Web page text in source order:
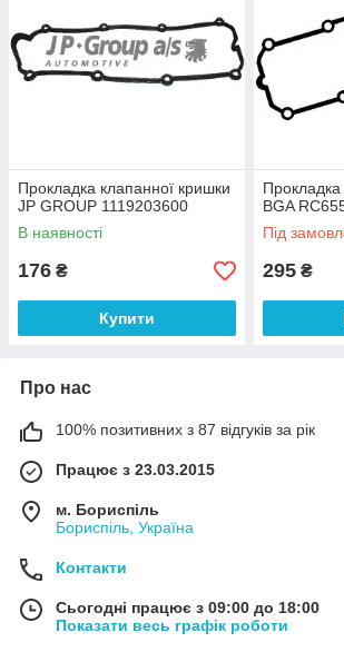
Прокладка клапанної кришки
JP GROUP 1119203600
В наявності
176 ₴
Купити
Прокладка
BGA
Під
295 ₴
Про нас
100% позитивних з 87 відгуків за рік
Працює з 23.03.2015
м. Бориспіль
Бориспіль, Україна
Контакти
Сьогодні працює з 09:00 до 18:00
Показати весь графік роботи